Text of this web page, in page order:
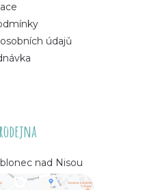
údajů
nad Nisou